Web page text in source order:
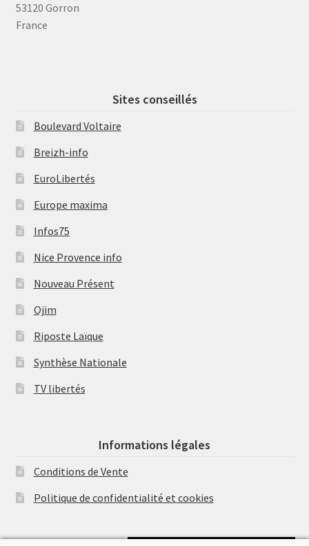
53120 Gorron
France
Sites conseillés
Boulevard Voltaire
Breizh-info
EuroLibertés
Europe maxima
Infos75
Nice Provence info
Nouveau Présent
Ojim
Riposte Laïque
Synthèse Nationale
TV libertés
Informations légales
Conditions de Vente
Politique de confidentialité et cookies